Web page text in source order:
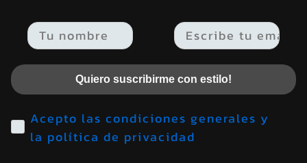
Email
Quiero suscribirme con estilo!
Acepto las condiciones generales y
la política de privacidad